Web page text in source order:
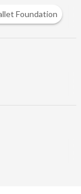
Wallet Foundation